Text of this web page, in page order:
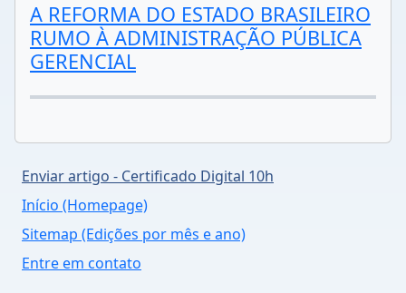
A REFORMA DO ESTADO BRASILEIRO
RUMO À ADMINISTRAÇÃO PÚBLICA
GERENCIAL
Enviar artigo - Certificado Digital 10h
Início (Homepage)
Sitemap (Edições por mês e ano)
Entre em contato